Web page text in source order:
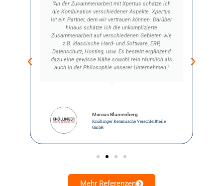
"An der Zusammenarbeit mit Xpertus schätze ich
die Kombination verschiedener Aspekte. Xpertus
ist ein Partner, dem wir vertrauen können. Darüber
hinaus schätze ich die unkomplizierte
Zusammenarbeit auf verschiedenen Gebieten wie
z.B. klassische Hard- und Software, ERP,
Datenschutz, Hosting, usw. Es besteht ergänzend
dazu eine gewisse Nähe sowohl rein räumlich als
auch in der Philosophie unserer Unternehmen."
Marcus Blumenberg
Knöllinger Keramische Verschleißteile
GmbH
Mehr Referenzen